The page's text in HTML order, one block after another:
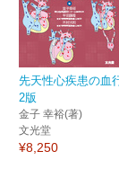
先天性心疾患の血
2版
金子 幸裕(著)
文光堂
¥8,250